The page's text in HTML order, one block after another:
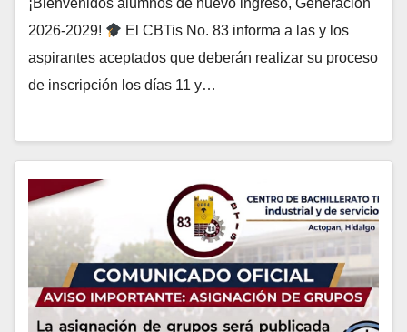
¡Bienvenidos alumnos de nuevo ingreso, Generación
2026-2029!
El CBTis No. 83 informa a las y los
aspirantes aceptados que deberán realizar su proceso
de inscripción los días 11 y…